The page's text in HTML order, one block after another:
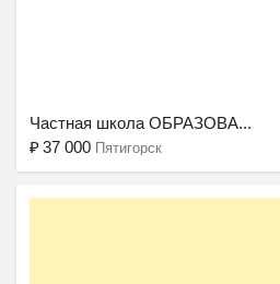
Частная школа ОБРАЗОВА...
₽ 37 000 Пятигорск